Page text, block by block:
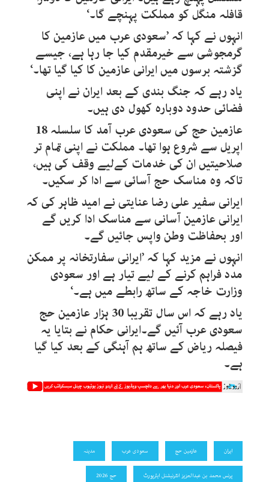
قافلہ منگل کو مملکت پہنچے گا۔‘
انہوں نے کہا کہ ’سعودی عرب میں عازمین کا
گرمجوشی سے خیرمقدم کیا جا رہا ہے، جیسے
گزشتہ برسوں میں ایرانی عازمین کا کیا گیا تھا۔‘
یاد رہے کہ جنگ بندی کے بعد ایران نے اپنی
فضائی حدود دوبارہ کھول دی ہیں۔
عازمین حج کی سعودی عرب آمد کا سلسلہ 18
اپریل سے شروع ہوا تھا۔ مملکت نے اپنی تمام تر
صلاحیتیں ان کی خدمات کےلیے وقف کی ہیں،
تاکہ وہ مناسک حج آسائی سے ادا کر سکیں۔
ایرانی سفیر علی رضا عنایتی نے امید ظاہر کی کہ
ایرانی عازمین آسانی سے مناسک ادا کریں گے
اور بحفاظت وطن واپس جائیں گے۔
انہوں نے مزید کہا کہ ’ایرانی سفارتخانہ پر ممکن
مدد فراہم کرنے کے لیے تیار ہے اور سعودی
وزارت خاجہ کے ساتھ رابطے میں ہے۔‘
یاد رہے کہ اس سال تقریبا 30 ہزار عازمین حج
سعودی عرب آئیں گے۔ایرانی حکام نے بتایا یہ
فیصلہ ریاض کے ساتھ ہم آہنگی کے بعد کیا گیا
ہے۔
ایران عازمین حج سعودی عرب مدینہ
پرنس محمد بن عبدالعزیز انٹرنیشنل ایئرپورٹ حج 2026